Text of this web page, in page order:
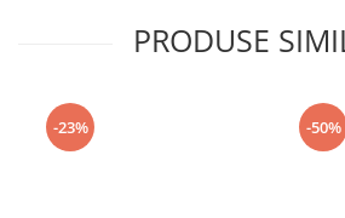
PRODUSE
-23% -50%